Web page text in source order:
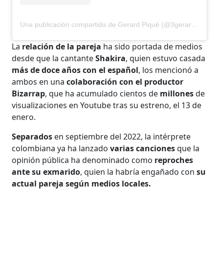
La relación de la pareja ha sido portada de medios
desde que la cantanteShakira, quien estuvo casada
más de doce años con el español, los mencionó a
ambos en unacolaboración con el productor
Bizarrap, que ha acumulado cientos de millonesde
visualizaciones en Youtube tras su estreno, el 13 de
enero.
Separados en septiembre del 2022, la intérprete
colombiana ya ha lanzadovarias cancionesque la
opinión pública ha denominado como reproches
ante su exmarido, quien la habría engañado consu
actual pareja según medios locales.